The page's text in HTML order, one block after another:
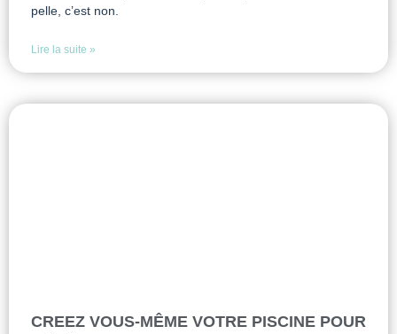
pelle, c’est non.
Lire la suite »
CREEZ VOUS-MÊME VOTRE PISCINE POUR